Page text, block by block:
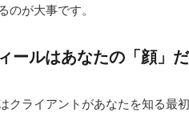
のが大事です。
ールはあなたの「顔」
クライアントがあなたを知る最